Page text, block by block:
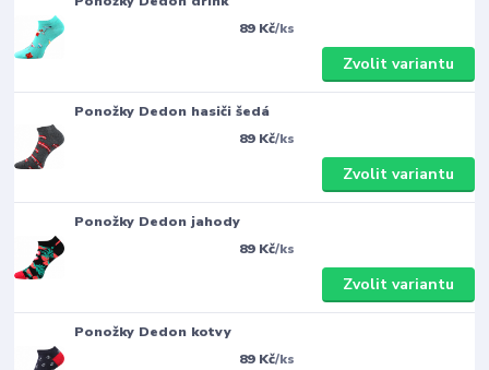
89 Kč/ks
Zvolit variantu
Ponožky Dedon hasiči šedá
89 Kč/ks
Zvolit variantu
Ponožky Dedon jahody
89 Kč/ks
Zvolit variantu
Ponožky Dedon kotvy
89 Kč/ks